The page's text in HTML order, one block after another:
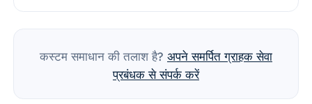
कस्टम समाधान की तलाश है? अपने समर्पित ग्राहक सेवा
प्रबंधक से संपर्क करें